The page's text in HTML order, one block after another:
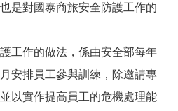
是對國泰商旅安全防護工作的
工作的做法，係由安全部每年
安排員工參與訓練，除邀請專
以實作提高員工的危機處理能